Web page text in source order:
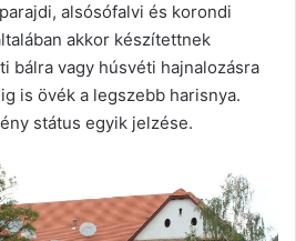
alsósófalvi és korondi
akkor készítettnek
bálra vagy húsvéti hajnalozásra
is övék a legszebb harisnya.
státus egyik jelzése.